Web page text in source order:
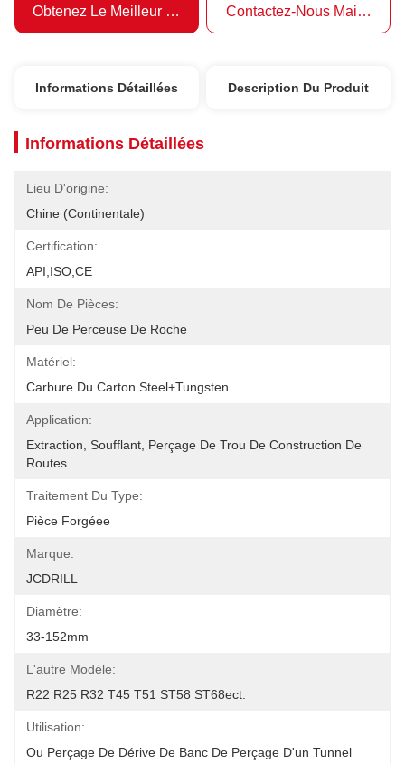
Obtenez Le Meilleur Prix Contactez-Nous Maintenant
Informations Détaillées Description Du Produit
Informations Détaillées
Lieu D'origine:
Chine (continentale)
Certification:
API,ISO,CE
Nom De Pièces:
Peu De Perceuse De Roche
Matériel:
Carbure Du Carton Steel+Tungsten
Application:
Extraction, Soufflant, Perçage De Trou De Construction De
Routes
Traitement Du Type:
Pièce Forgéee
Marque:
JCDRILL
Diamètre:
33-152mm
L'autre Modèle:
R22 R25 R32 T45 T51 ST58 ST68ect.
Utilisation:
Ou Perçage De Dérive De Banc De Perçage D'un Tunnel